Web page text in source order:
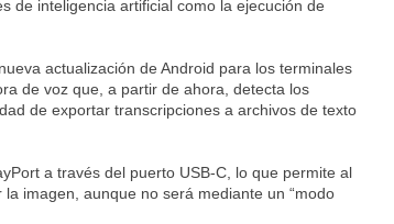
de inteligencia artificial como la ejecución de
actualización de Android para los terminales
de voz que, a partir de ahora, detecta los
de exportar transcripciones a archivos de texto
a través del puerto USB-C, lo que permite al
imagen, aunque no será mediante un “modo